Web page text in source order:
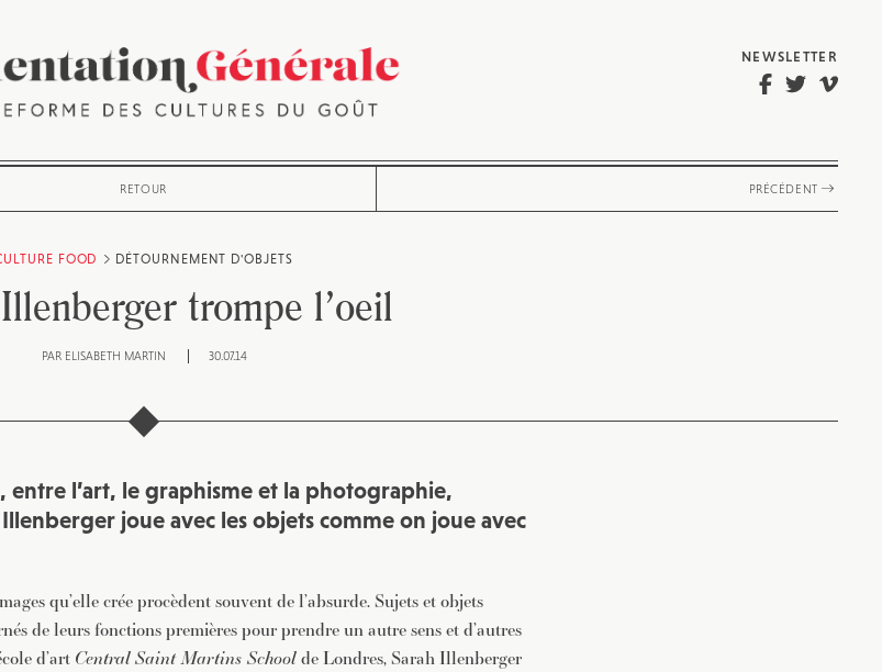
NEWSLETTER
RETOUR PRÉCÉDENT
FOOD DÉTOURNEMENT D'OBJETS
trompe l’oeil
PAR ELISABETH MARTIN 30.07.14
entre l’art, le graphisme et la photographie,
joue avec les objets comme on joue avec
qu’elle crée procèdent souvent de l’absurde. Sujets et objets
de leurs fonctions premières pour prendre un autre sens et d’autres
d’art Central Saint Martins Schoolde Londres, Sarah Illenberger
À LA NEWSLETTER
recevoir toutes les deux semaines notre lettre d’info avec une